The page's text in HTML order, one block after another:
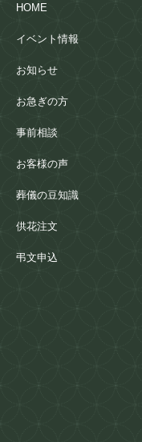
HOME
イベント情報
お知らせ
お急ぎの方
事前相談
お客様の声
葬儀の豆知識
供花注文
弔文申込